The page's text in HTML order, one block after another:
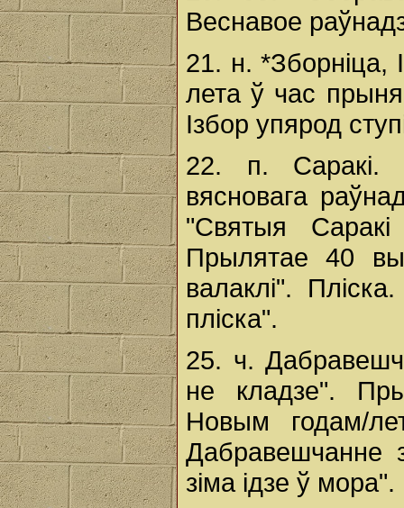
Веснавое
21. н. *Зборніца,
лета ў час
Ізбор упярод
22. п. Саракі.
вясновага
"Святыя
Прылятае 40
валаклі".
пліска".
25. ч.
не кладзе".
Новым годам/
зіма ідзе ў мора".